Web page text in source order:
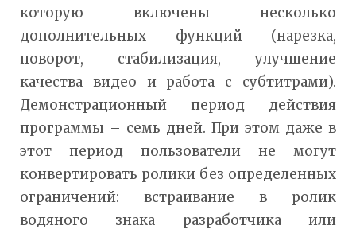
которую включены несколько
дополнительных функций (нарезка,
поворот, стабилизация, улучшение
качества видео и работа с субтитрами).
Демонстрационный период действия
программы – семь дней. При этом даже в
этот период пользователи не могут
конвертировать ролики без определенных
ограничений: встраивание в ролик
водяного знака разработчика или